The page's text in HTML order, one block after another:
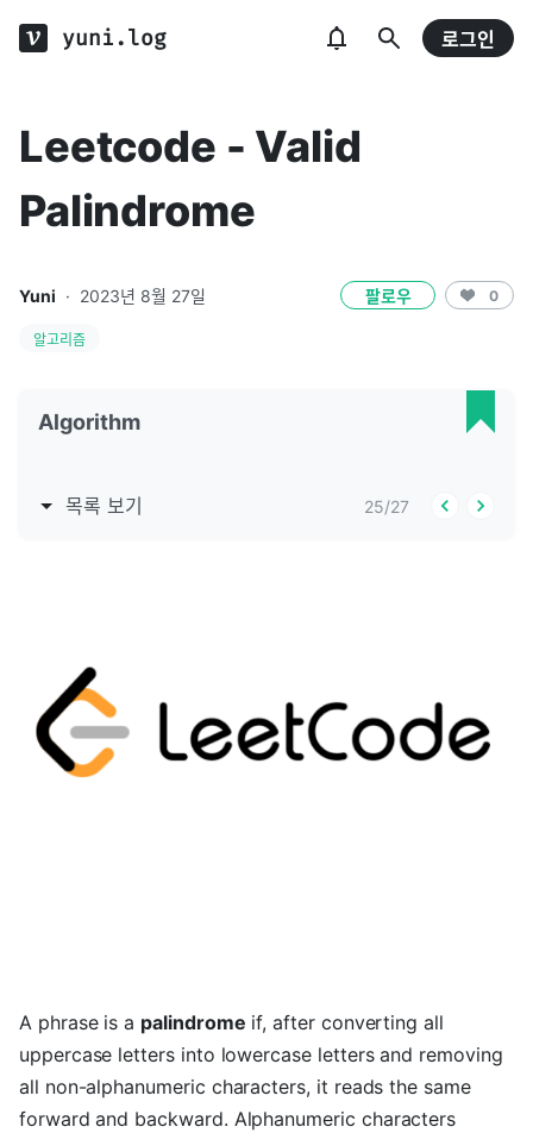
yuni.log 로그인
Leetcode - Valid
Palindrome
Yuni · 2023년 8월 27일 팔로우 0
알고리즘
Algorithm
목록 보기 25/27
A phrase is a palindrome if, after converting all
uppercase letters into lowercase letters and removing
all non-alphanumeric characters, it reads the same
forward and backward. Alphanumeric characters